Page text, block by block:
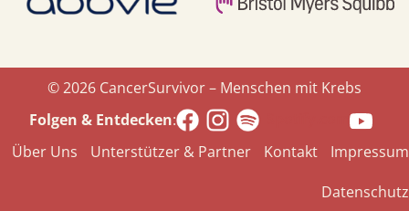
© 2026 CancerSurvivor – Menschen mit Krebs
Folgen & Entdecken:
Über Uns
Unterstützer & Partner Kontakt
Impressum
Datenschutz